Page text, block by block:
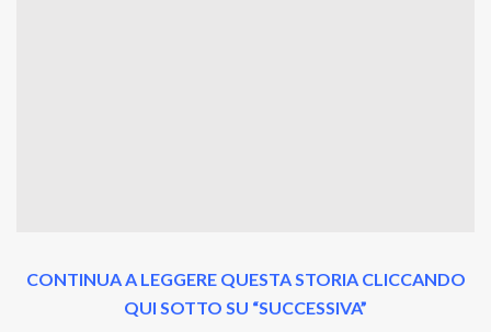
CONTINUA A LEGGERE QUESTA STORIA CLICCANDO
QUI SOTTO SU “SUCCESSIVA”